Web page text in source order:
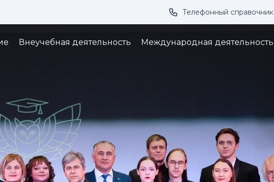
Кернинг: 1x 2x 3x Озвучивание:
Телефонный справочник
Внеучебная деятельность
Международная деятельность